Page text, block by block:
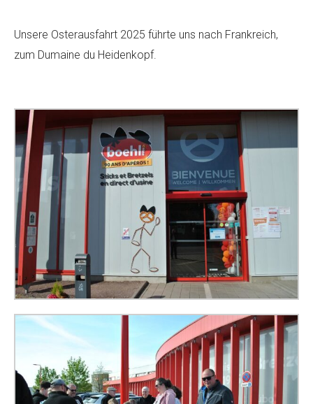
Unsere Osterausfahrt 2025 führte uns nach Frankreich,
zum Dumaine du Heidenkopf.